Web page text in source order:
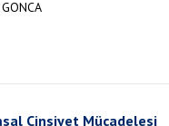
Cinsiyet Mücadelesi